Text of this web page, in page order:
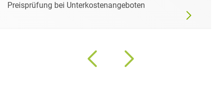
Preisprüfung bei Unterkostenangeboten